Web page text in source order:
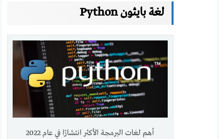
لغة بايثون Python
أهم لغات البرمجة الأكثر انتشارًا في عام 2022